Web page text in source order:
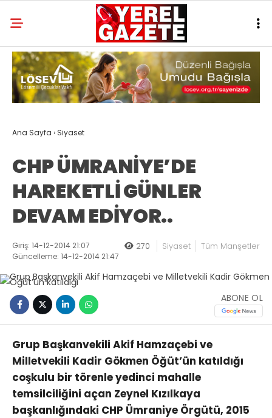
Ana Sayfa › Siyaset
CHP ÜMRANİYE’DE
HAREKETLİ GÜNLER
DEVAM EDİYOR..
Giriş: 14-12-2014 21:07
Güncelleme: 14-12-2014 21:47
270 Siyaset Tüm Manşetler
ABONE OL
Grup Başkanvekili Akif Hamzaçebi ve
Milletvekili Kadir Gökmen Öğüt’ün katıldığı
coşkulu bir törenle yedinci mahalle
temsilciliğini açan Zeynel Kızılkaya
başkanlığındaki CHP Ümraniye Örgütü, 2015